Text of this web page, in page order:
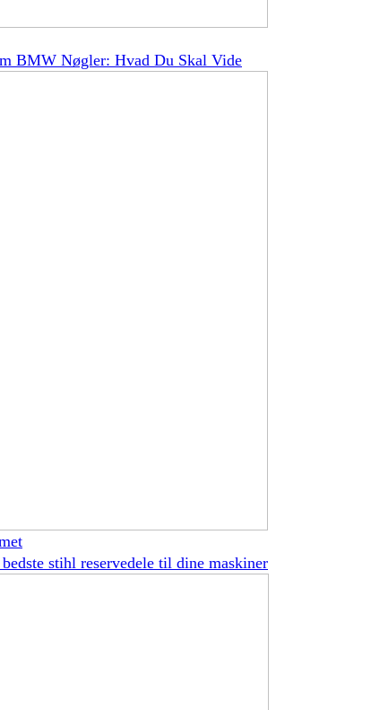
BMW Nøgler: Hvad Du Skal Vide
bedste stihl reservedele til dine maskiner